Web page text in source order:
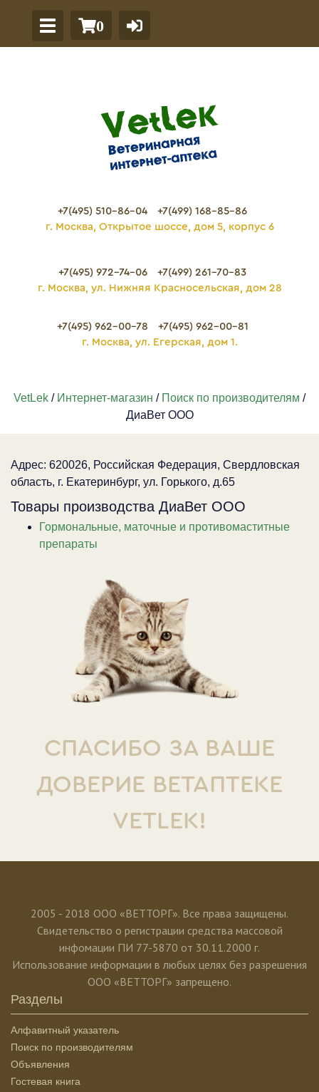
0
+7(495) 510-86-04
+7(499) 168-85-86
г. Москва, Открытое шоссе, дом 5, корпус 6
+7(495) 972-74-06
+7(499) 261-70-83
г. Москва, ул. Нижняя Красносельская, дом 28
+7(495) 962-00-78
+7(495) 962-00-81
г. Москва, ул. Егерская, дом 1.
VetLek / Интернет-магазин / Поиск по производителям /
ДиаВет ООО
Адрес: 620026, Российская Федерация, Свердловская
область, г. Екатеринбург, ул. Горького, д.65
Товары производства ДиаВет ООО
Гормональные, маточные и противомаститные
препараты
СПАСИБО ЗА ВАШЕ
ДОВЕРИЕ ВЕТАПТЕКЕ
VETLEK!
2005 - 2018 ООО «ВЕТТОРГ». Все права защищены.
Свидетельство о регистрации средства массовой
инфомации ПИ 77-5870 от 30.11.2000 г.
Использование информации в любых целях без разрешения
ООО «ВЕТТОРГ» запрещено.
Разделы
Алфавитный указатель
Поиск по производителям
Объявления
Гостевая книга